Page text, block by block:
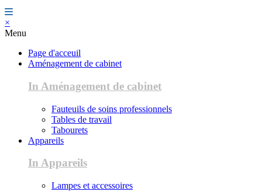
×
Menu
Page d'acceuil
Aménagement de cabinet
In Aménagement de cabinet
Fauteuils de soins professionnels
Tables de travail
Tabourets
Appareils
In Appareils
Lampes et accessoires